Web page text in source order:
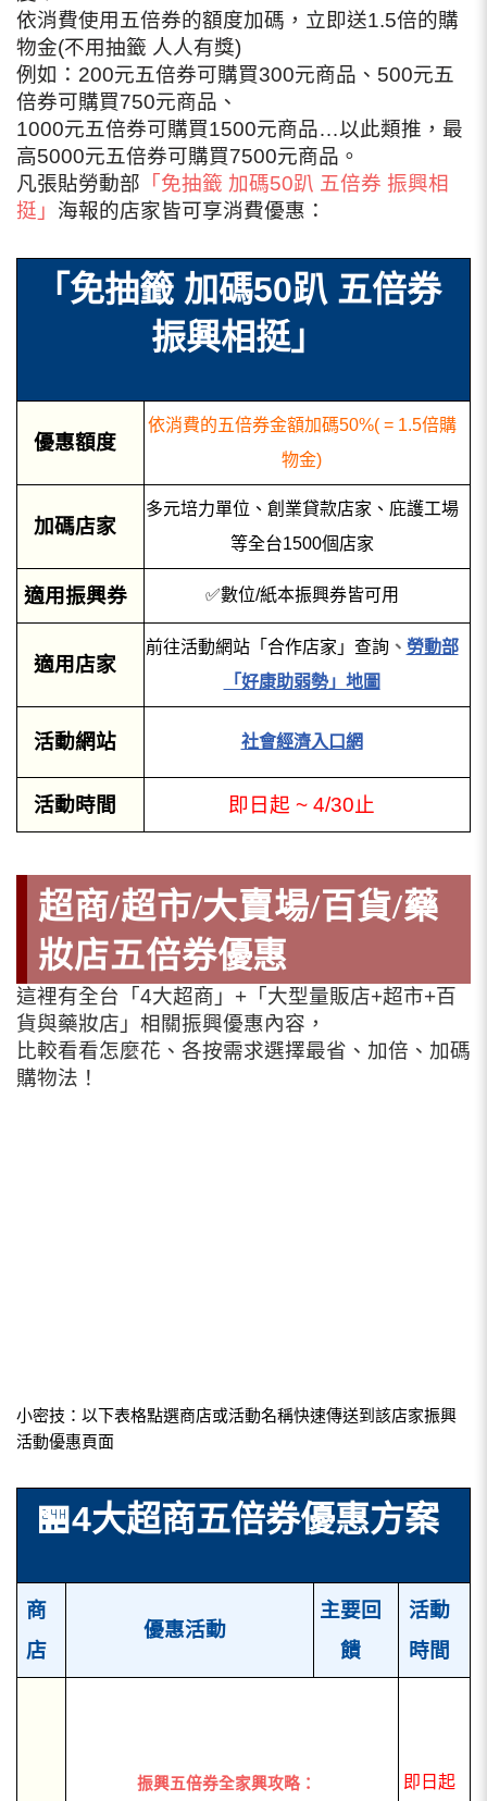
依消費使用五倍券的額度加碼，立即送1.5倍的購
物金(不用抽籤 人人有獎)
例如：200元五倍券可購買300元商品、500元五
倍券可購買750元商品、
1000元五倍券可購買1500元商品…以此類推，最
高5000元五倍券可購買7500元商品。
凡張貼勞動部 「免抽籤 加碼50趴 五倍券 振興相
挺」 海報的店家皆可享消費優惠：
「免抽籤 加碼50趴 五倍券
振興相挺」
優惠額度
依消費的五倍券金額加碼50%( = 1.5倍購
物金)
加碼店家
多元培力單位、創業貸款店家、庇護工場
等全台1500個店家
適用振興券 ✅數位/紙本振興券皆可用
適用店家
前往活動網站「合作店家」查詢、 勞動部
「好康助弱勢」地圖
活動網站 社會經濟入口網
活動時間 即日起 ~ 4/30止
超商/超市/大賣場/百貨/藥
妝店五倍券優惠
這裡有全台「4大超商」+「大型量販店+超市+百
貨與藥妝店」相關振興優惠內容，
比較看看怎麼花、各按需求選擇最省、加倍、加碼
購物法！
小密技：以下表格點選商店或活動名稱快速傳送到該店家振興
活動優惠頁面
🏪4大超商五倍券優惠方案
商
店
優惠活動
主要回
饋
活動
時間
振興五倍券全家興攻略：
即日起